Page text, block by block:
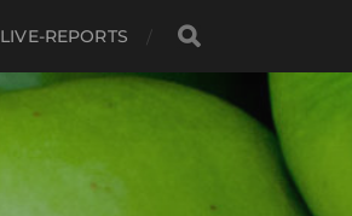
LIVE-REPORTS